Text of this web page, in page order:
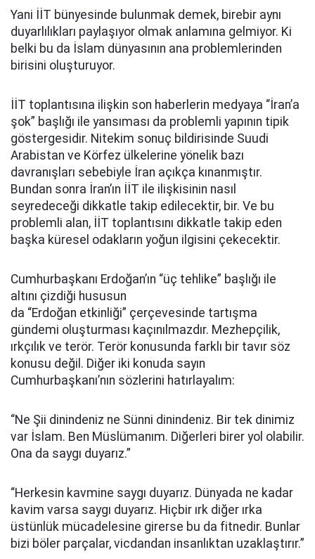
Yani İİT bünyesinde bulunmak demek, birebir aynı
duyarlılıkları paylaşıyor olmak anlamına gelmiyor. Ki
belki bu da İslam dünyasının ana problemlerinden
birisini oluşturuyor.
İİT toplantısına ilişkin son haberlerin medyaya “İran’a
şok” başlığı ile yansıması da problemli yapının tipik
göstergesidir. Nitekim sonuç bildirisinde Suudi
Arabistan ve Körfez ülkelerine yönelik bazı
davranışları sebebiyle İran açıkça kınanmıştır.
Bundan sonra İran’ın İİT ile ilişkisinin nasıl
seyredeceği dikkatle takip edilecektir, bir. Ve bu
problemli alan, İİT toplantısını dikkatle takip eden
başka küresel odakların yoğun ilgisini çekecektir.
Cumhurbaşkanı Erdoğan’ın “üç tehlike” başlığı ile
altını çizdiği hususun
da “Erdoğan etkinliği” çerçevesinde tartışma
gündemi oluşturması kaçınılmazdır. Mezhepçilik,
ırkçılık ve terör. Terör konusunda farklı bir tavır söz
konusu değil. Diğer iki konuda sayın
Cumhurbaşkanı’nın sözlerini hatırlayalım:
“Ne Şii dinindeniz ne Sünni dinindeniz. Bir tek dinimiz
var İslam. Ben Müslümanım. Diğerleri birer yol olabilir.
Ona da saygı duyarız.”
“Herkesin kavmine saygı duyarız. Dünyada ne kadar
kavim varsa saygı duyarız. Hiçbir ırk diğer ırka
üstünlük mücadelesine girerse bu da fitnedir. Bunlar
bizi böler parçalar, vicdandan insanlıktan uzaklaştırır.”